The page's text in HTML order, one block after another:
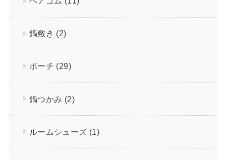
鍋敷き (2)
ポーチ (29)
鍋つかみ (2)
ルームシューズ (1)